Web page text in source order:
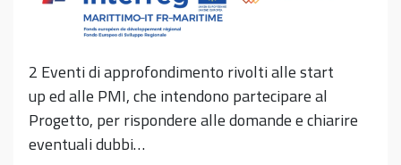
2 Eventi di approfondimento rivolti alle start
up ed alle PMI, che intendono partecipare al
Progetto, per rispondere alle domande e chiarire
eventuali dubbi…